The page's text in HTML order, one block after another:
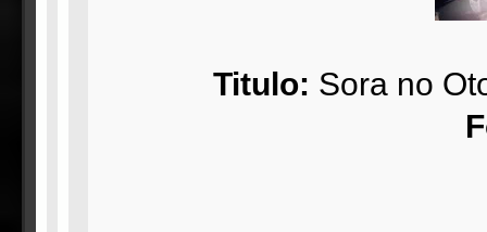
Titulo: Sora no